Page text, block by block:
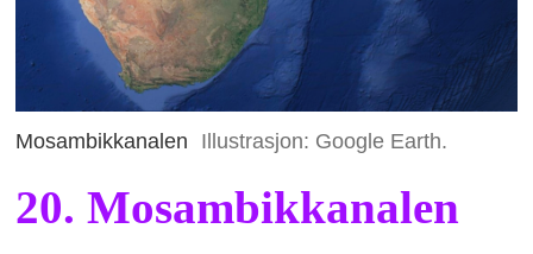
Mosambikkanalen Illustrasjon: Google Earth.
20. Mosambikkanalen